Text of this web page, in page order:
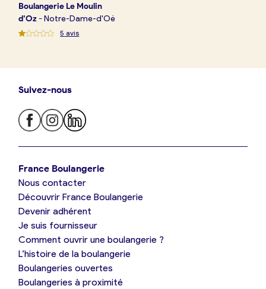
Je trouve ma boulangerie
Je suis boulanger
Je découvre France Boulangerie
Mes tarifs
Boulangerie Le Moulin
d’Oz-Notre-Dame-d'Oé
5 avis
Suivez-nous
France Boulangerie
Nous contacter
Découvrir France Boulangerie
Devenir adhérent
Je suis fournisseur
Comment ouvrir une boulangerie ?
L’histoire de la boulangerie
Boulangeries ouvertes
Boulangeries à proximité